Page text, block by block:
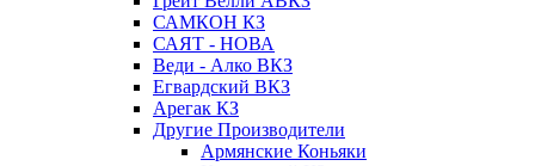
САМКОН КЗ
САЯТ - НОВА
Веди - Алко ВКЗ
Егвардский ВКЗ
Арегак КЗ
Другие Производители
Армянские Коньяки